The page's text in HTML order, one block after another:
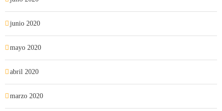
junio 2020
mayo 2020
abril 2020
marzo 2020